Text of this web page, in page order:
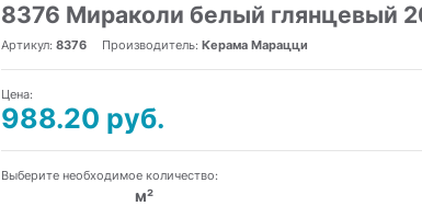
8376 Мираколи белый глянцевый
Артикул: 8376 Производитель: Керама Марацци
Цена:
988.20 руб.
Выберите необходимое количество:
м²